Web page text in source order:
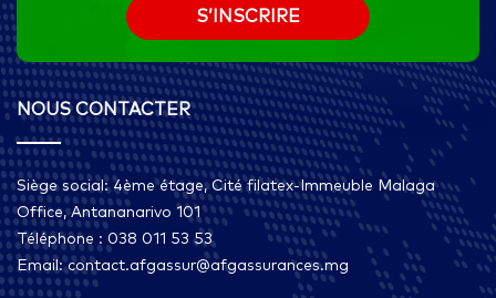
NOUS CONTACTER
Siège social: 4ème étage, Cité filatex-Immeuble Malaga
Office, Antananarivo 101
Téléphone : 038 011 53 53
Email: contact.afgassur@afgassurances.mg